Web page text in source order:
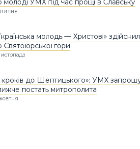
молоді УМХ під час прощі в Славську
молодь — Христові»
Святоюрської гори
кроків до Шептицького»: УМХ
постать митрополита